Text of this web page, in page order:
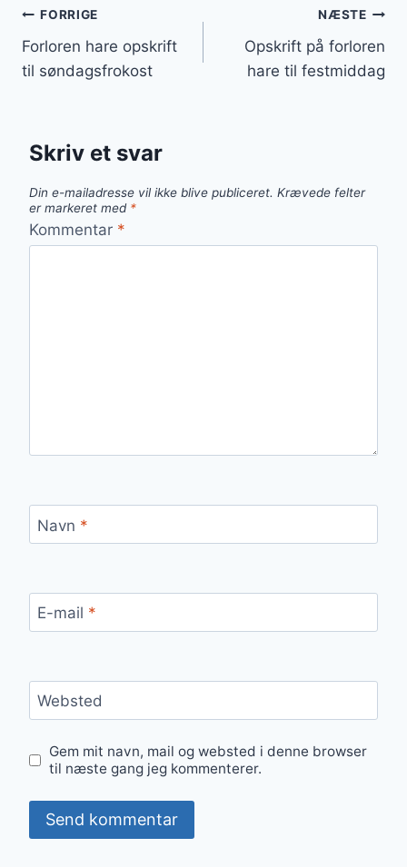
Indlægsnavigation
FORRIGE
Forloren hare opskrift
til søndagsfrokost
NÆSTE
Opskrift på forloren
hare til festmiddag
Skriv et svar
Din e-mailadresse vil ikke blive publiceret. Krævede felter
er markeret med *
Kommentar *
Navn *
E-mail *
Websted
Gem mit navn, mail og websted i denne browser
til næste gang jeg kommenterer.